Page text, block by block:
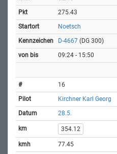
275.43
Noetsch
D-4667 (DG 300)
09:24 - 15:50
16
Kirchner Karl Georg
28.5.
354.12
77.45